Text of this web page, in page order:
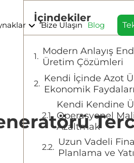
Bize Ulaşın Blog
İçindekiler
Modern Anlayış
Üretim Çözümleri
Kendi İçinde Azot
Ekonomik Faydaları
Kendi Kendine
Operasyonel
Azaltmak
Uzun Vadeli
Planlama ve